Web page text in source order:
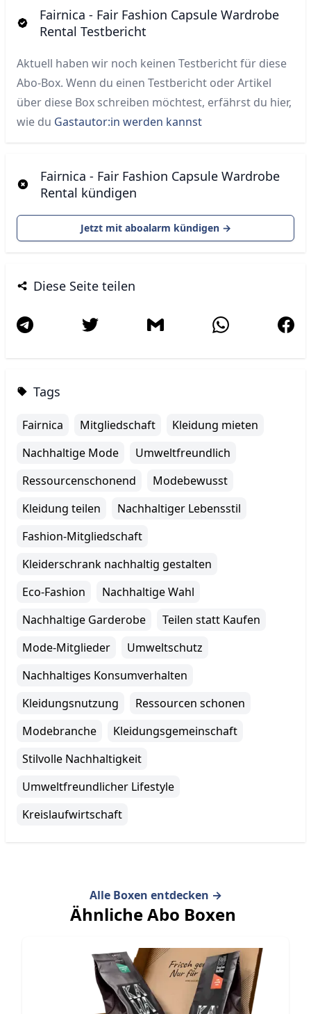
Fairnica - Fair Fashion Capsule Wardrobe
Rental Testbericht
Aktuell haben wir noch keinen Testbericht für diese
Abo-Box. Wenn du einen Testbericht oder Artikel
über diese Box schreiben möchtest, erfährst du hier,
wie du Gastautor:in werden kannst
Fairnica - Fair Fashion Capsule Wardrobe
Rental kündigen
Jetzt mit aboalarm kündigen →
Diese Seite teilen
Tags
Fairnica Mitgliedschaft
Kleidung mieten
Nachhaltige Mode
Umweltfreundlich
Ressourcenschonend
Modebewusst
Kleidung teilen
Nachhaltiger Lebensstil
Fashion-Mitgliedschaft
Kleiderschrank nachhaltig gestalten
Eco-Fashion
Nachhaltige Wahl
Nachhaltige Garderobe
Teilen statt Kaufen
Mode-Mitglieder
Umweltschutz
Nachhaltiges Konsumverhalten
Kleidungsnutzung
Ressourcen schonen
Modebranche
Kleidungsgemeinschaft
Stilvolle Nachhaltigkeit
Umweltfreundlicher Lifestyle
Kreislaufwirtschaft
Ähnliche Abo Boxen
Alle Boxen entdecken →